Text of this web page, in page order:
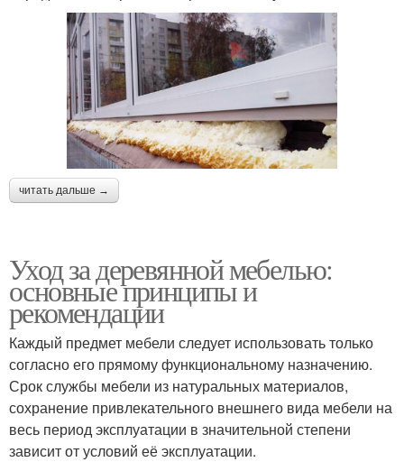
читать дальше →
Уход за деревянной мебелью:
основные принципы и
рекомендации
Каждый предмет мебели следует использовать только
согласно его прямому функциональному назначению.
Срок службы мебели из натуральных материалов,
сохранение привлекательного внешнего вида мебели на
весь период эксплуатации в значительной степени
зависит от условий её эксплуатации.